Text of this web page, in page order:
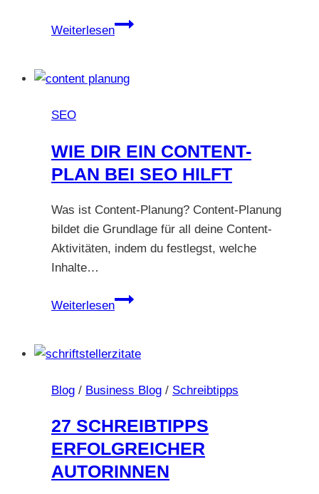
Weiterlesen
Social
–
für
Reichweite
SEO
WIE DIR EIN CONTENT-
PLAN BEI SEO HILFT
Was ist Content-Planung? Content-Planung
bildet die Grundlage für all deine Content-
Aktivitäten, indem du festlegst, welche
Inhalte…
Weiterlesen
Wie
Content-
bei
hilft
Blog / Business Blog / Schreibtipps
27 SCHREIBTIPPS
ERFOLGREICHER
AUTORINNEN